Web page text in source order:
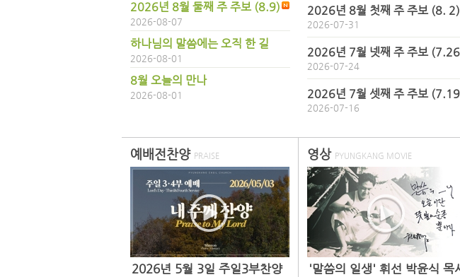
2026년 8월 둘째 주 주보 (8.9)
2026-08-07
하나님의 말씀에는 오직 한 길
2026-08-01
8월 오늘의 만나
2026-08-01
2026년 8월 첫째 주 주보 (8. 2)
2026-07-31
2026년 7월 넷째 주 주보
2026-07-24
2026년 7월 셋째 주 주보
2026-07-16
예배전찬양 PRAISE
2026년 5월 3일 주일3부찬양
영상 PYUNGKANG MOVIE
'말씀의 일생' 휘선 박윤식 목